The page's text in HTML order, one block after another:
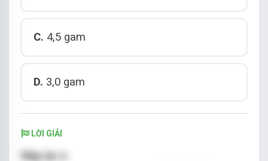
C. 4,5 gam
D. 3,0 gam
LỜI GIẢI